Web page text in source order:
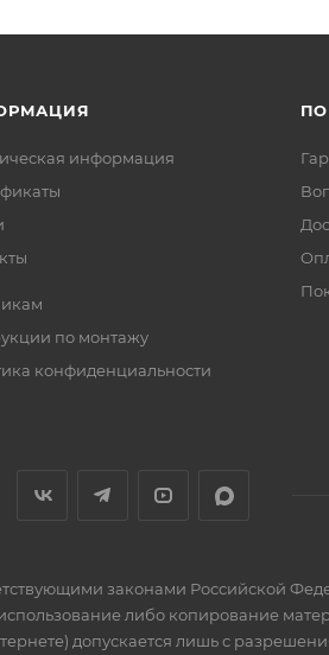
информация
по монтажу
конфиденциальности
законами Российской
либо копирование
допускается лишь с